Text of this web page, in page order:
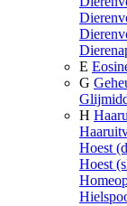
E
G
H
Hoest
Hoest